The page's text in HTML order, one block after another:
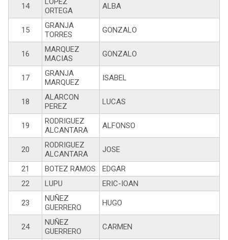
14
ORTEGA
ALBA
15
GRANJA
TORRES
GONZALO
16
MARQUEZ
MACIAS
GONZALO
17
GRANJA
MARQUEZ
ISABEL
18
ALARCON
PEREZ
LUCAS
19
RODRIGUEZ
ALCANTARA
ALFONSO
20
RODRIGUEZ
ALCANTARA
JOSE
21 BOTEZ RAMOS
EDGAR
22
LUPU ERIC-IOAN
23
NUÑEZ
GUERRERO
HUGO
24
NUÑEZ
GUERRERO
CARMEN